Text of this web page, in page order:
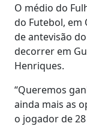
O médio do
do Futebol, em
de antevisão
decorrer em
Henriques.
“Queremos
ainda mais as
o jogador de